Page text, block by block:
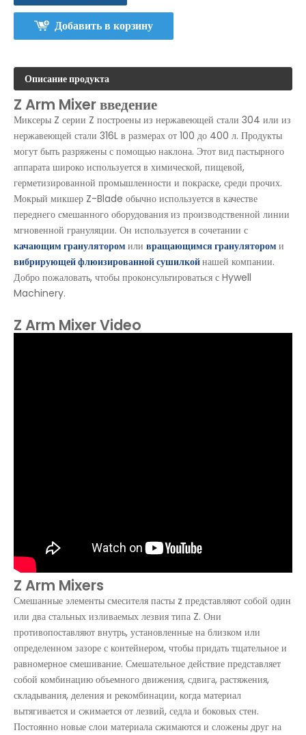
Добавить в корзину
Описание продукта
Z Arm Mixer введение
Миксеры Z серии Z построены из нержавеющей стали 304 или из
нержавеющей стали 316L в размерах от 100 до 400 л. Продукты
могут быть разряжены с помощью наклона. Этот вид пастырного
аппарата широко используется в химической, пищевой,
герметизированной промышленности и покраске, среди прочих.
Мокрый микшер Z-Blade обычно используется в качестве
переднего смешанного оборудования из производственной линии
мгновенной грануляции. Он используется в сочетании с
качающим гранулятором или вращающимся гранулятором и
вибрирующей флюизированной сушилкойнашей компании.
Добро пожаловать, чтобы проконсультироваться с Hywell
Machinery.
Z Arm Mixer Video
Z Arm Mixers
Смешанные элементы смесителя пасты z представляют собой один
или два стальных изливаемых лезвия типа Z. Они
противопоставляют внутрь, установленные на близком или
определенном зазоре с контейнером, чтобы придать тщательное и
равномерное смешивание. Смешательное действие представляет
собой комбинацию объемного движения, сдвига, растяжения,
складывания, деления и рекомбинации, когда материал
вытягивается и сжимается от лезвий, седла и боковых стен.
Постоянно новые слои материала сжимаются и сложены друг на